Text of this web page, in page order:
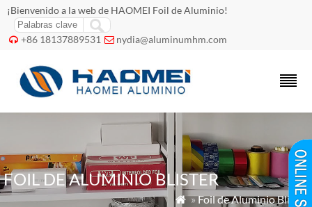
¡Bienvenido a la web de HAOMEI Foil de Aluminio!
 +86 18137889531  nydia@aluminumhm.com
FOIL DE ALUMINIO BLISTER
 »Foil de Aluminio Blister